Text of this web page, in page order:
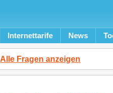
Internettarife News
Alle Fragen anzeigen